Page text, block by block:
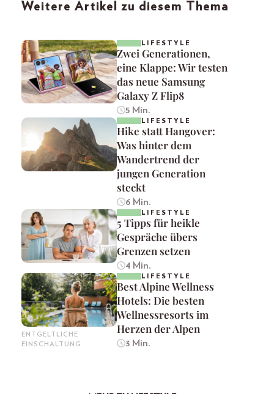
Weitere Artikel zu diesem Thema
LIFESTYLE
Zwei Generationen,
eine Klappe: Wir testen
das neue Samsung
Galaxy Z Flip8
5 Min.
LIFESTYLE
Hike statt Hangover:
Was hinter dem
Wandertrend der
jungen Generation
steckt
6 Min.
LIFESTYLE
5 Tipps für heikle
Gespräche übers
Grenzen setzen
4 Min.
ENTGELTLICHE
EINSCHALTUNG
LIFESTYLE
Best Alpine Wellness
Hotels: Die besten
Wellnessresorts im
Herzen der Alpen
3 Min.